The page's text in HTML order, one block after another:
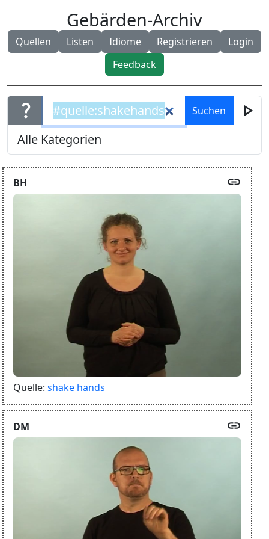
Gebärden-Archiv
Quellen Listen Idiome Registrieren
Login
Feedback
question_mark play_arrow
BH link
Quelle: shake hands
DM link